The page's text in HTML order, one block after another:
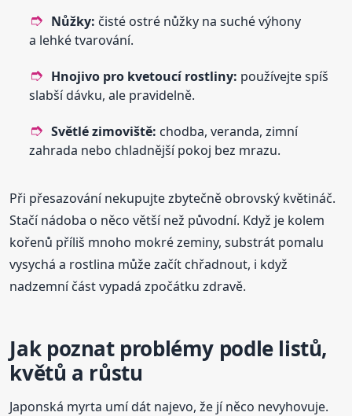
Nůžky: čisté ostré nůžky na suché výhony
a lehké tvarování.
Hnojivo pro kvetoucí rostliny: používejte spíš
slabší dávku, ale pravidelně.
Světlé zimoviště: chodba, veranda, zimní
zahrada nebo chladnější pokoj bez mrazu.
Při přesazování nekupujte zbytečně obrovský květináč.
Stačí nádoba o něco větší než původní. Když je kolem
kořenů příliš mnoho mokré zeminy, substrát pomalu
vysychá a rostlina může začít chřadnout, i když
nadzemní část vypadá zpočátku zdravě.
Jak poznat problémy podle listů,
květů a růstu
Japonská myrta umí dát najevo, že jí něco nevyhovuje.